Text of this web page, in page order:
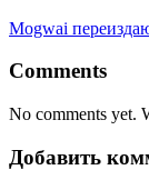
Mogwai
Comments
No comments yet.
Добавить